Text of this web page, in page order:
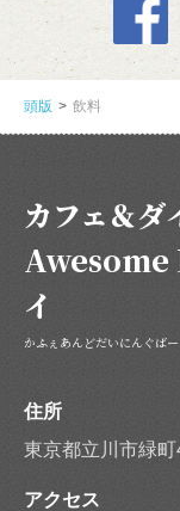
頭版 飲料
カフェ＆
Awesome
イ
かふぇあんどだいにんぐば
住所
東京都立川市緑
アクセス